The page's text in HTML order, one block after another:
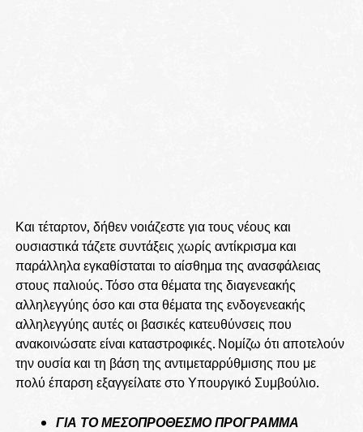
Και τέταρτον, δήθεν νοιάζεστε για τους νέους και
ουσιαστικά τάζετε συντάξεις χωρίς αντίκρισμα και
παράλληλα εγκαθίσταται το αίσθημα της ανασφάλειας
στους παλιούς. Τόσο στα θέματα της διαγενεακής
αλληλεγγύης όσο και στα θέματα της ενδογενεακής
αλληλεγγύης αυτές οι βασικές κατευθύνσεις που
ανακοινώσατε είναι καταστροφικές. Νομίζω ότι αποτελούν
την ουσία και τη βάση της αντιμεταρρύθμισης που με
πολύ έπαρση εξαγγείλατε στο Υπουργικό Συμβούλιο.
ΓΙΑ ΤΟ ΜΕΣΟΠΡΟΘΕΣΜΟ ΠΡΟΓΡΑΜΜΑ